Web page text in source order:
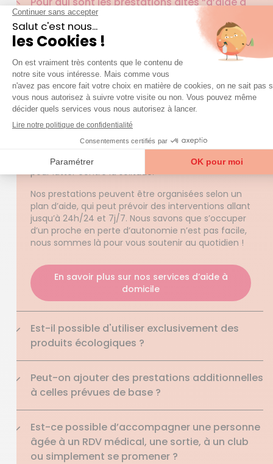
domicile” ?
Nos services de maintien à domicile s’adressent
aux personnes souffrant d’une perte d’autonomie
ou en situation de dépendance qui souhaitent
continuer à vivre chez elles. Il peut s’agir de
personnes âgées atteintes de diverses pathologies
ou de personnes en situation de handicap.
Nos auxiliaires de vie se rendent alors au domicile
du bénéficiaire pour l’accompagner dans les
gestes du quotidien, lui apporter un soutien moral,
échanger et créer des moments de complicité
pour lutter contre la solitude.
Nos prestations peuvent être organisées selon un
plan d’aide, qui peut prévoir des interventions allant
jusqu’à 24h/24 et 7j/7. Nous savons que s’occuper
d’un proche en perte d’autonomie n’est pas facile,
nous sommes là pour vous soutenir au quotidien !
En savoir plus sur nos services d’aide à
domicile
Est-il possible d'utiliser exclusivement des
produits écologiques ?
Peut-on ajouter des prestations additionnelles
à celles prévues de base ?
Est-ce possible d’accompagner une personne
âgée à un RDV médical, une sortie, à un club
ou simplement se promener ?